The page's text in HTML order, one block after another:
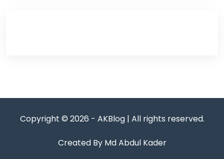
Copyright © 2026 - AKBlog | All rights reserved.
Created By Md Abdul Kader